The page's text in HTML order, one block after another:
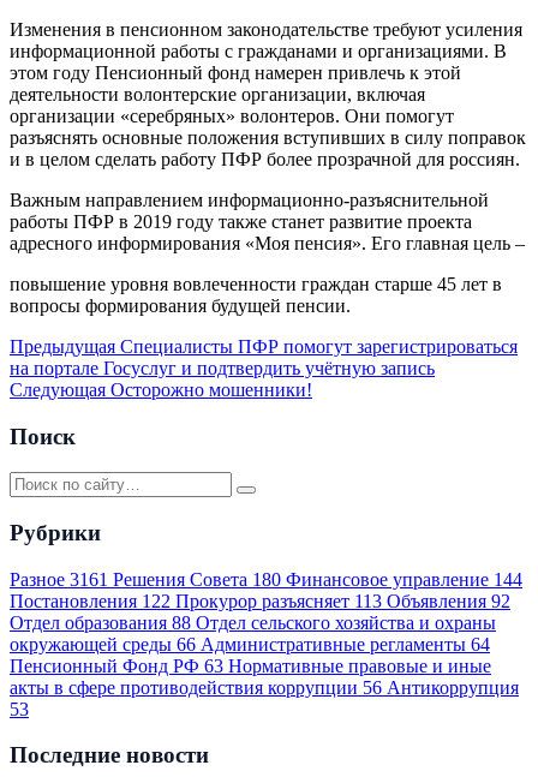
Изменения в пенсионном законодательстве требуют усиления
информационной работы с гражданами и организациями. В
этом году Пенсионный фонд намерен привлечь к этой
деятельности волонтерские организации, включая
организации «серебряных» волонтеров. Они помогут
разъяснять основные положения вступивших в силу поправок
и в целом сделать работу ПФР более прозрачной для россиян.
Важным направлением информационно-разъяснительной
работы ПФР в 2019 году также станет развитие проекта
адресного информирования «Моя пенсия». Его главная цель –
повышение уровня вовлеченности граждан старше 45 лет в
вопросы формирования будущей пенсии.
Предыдущая Специалисты ПФР помогут зарегистрироваться
на портале Госуслуг и подтвердить учётную запись
Следующая Осторожно мошенники!
Поиск
Рубрики
Разное 3161 Решения Совета 180 Финансовое управление 144
Постановления 122 Прокурор разъясняет 113 Объявления 92
Отдел образования 88 Отдел сельского хозяйства и охраны
окружающей среды 66 Административные регламенты 64
Пенсионный Фонд РФ 63 Нормативные правовые и иные
акты в сфере противодействия коррупции 56 Антикоррупция
53
Последние новости